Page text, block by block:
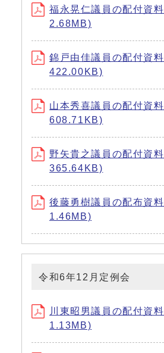
福永晃仁議員の配付資
2.68MB)
錦戸由佳議員の配付資
422.00KB)
山本秀喜議員の配付資
608.71KB)
野矢貴之議員の配付資
365.64KB)
後藤勇樹議員の配布資
1.46MB)
令和6年12月定例会
川東昭男議員の配付資
1.13MB)